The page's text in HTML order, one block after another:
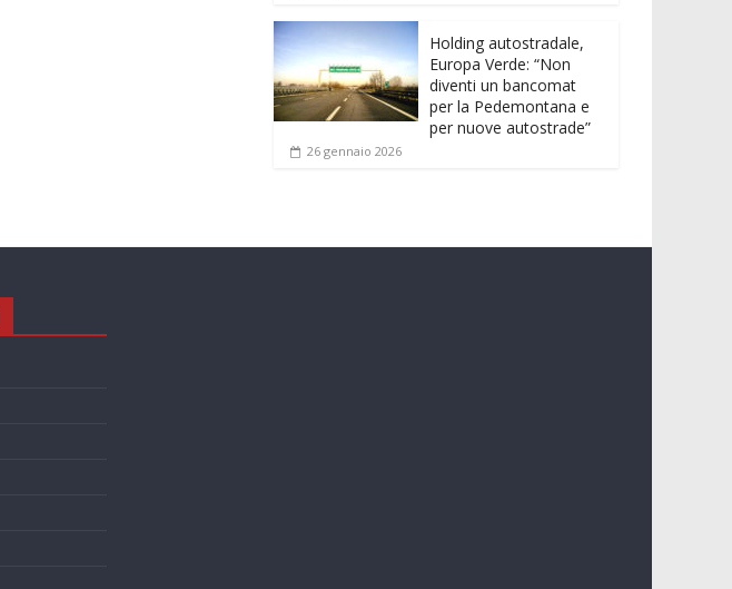
Holding autostradale,
Europa Verde: “Non
diventi un bancomat
per la Pedemontana e
per nuove autostrade”
26 gennaio 2026